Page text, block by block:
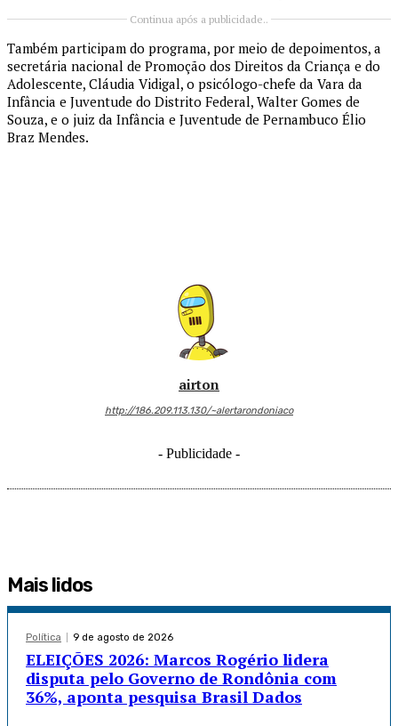
Continua após a publicidade..
Também participam do programa, por meio de depoimentos, a
secretária nacional de Promoção dos Direitos da Criança e do
Adolescente, Cláudia Vidigal, o psicólogo-chefe da Vara da
Infância e Juventude do Distrito Federal, Walter Gomes de
Souza, e o juiz da Infância e Juventude de Pernambuco Élio
Braz Mendes.
airton
http://186.209.113.130/~alertarondoniaco
- Publicidade -
Mais lidos
Política 9 de agosto de 2026
ELEIÇÕES 2026: Marcos Rogério lidera
disputa pelo Governo de Rondônia com
36%, aponta pesquisa Brasil Dados